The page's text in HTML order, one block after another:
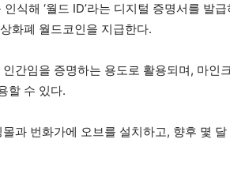
인식해 ‘월드 ID’라는 디지털 증명서를 발
화폐 월드코인을 지급한다.
간임을 증명하는 용도로 활용되며, 마인
할 수 있다.
과 번화가에 오브를 설치하고, 향후 몇